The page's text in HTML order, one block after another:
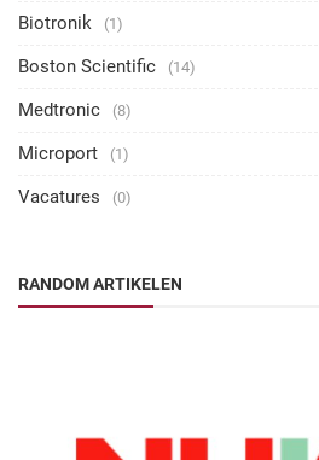
Biotronik (1)
Boston Scientific (14)
Medtronic (8)
Microport (1)
Vacatures (0)
RANDOM ARTIKELEN